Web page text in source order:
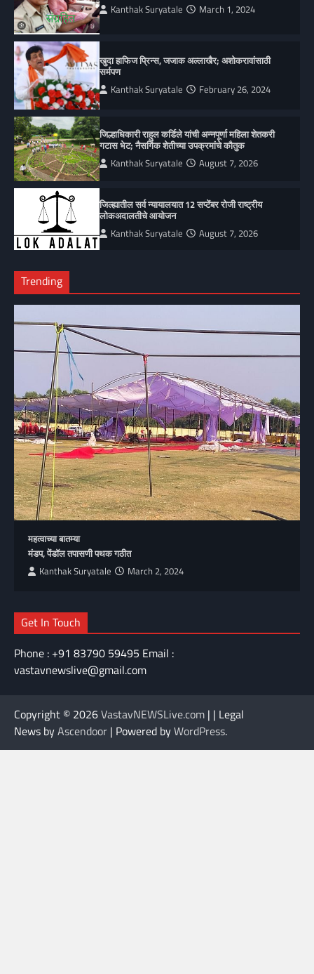
Kanthak Suryatale March 1, 2024
खुदा हाफिज प्रिन्स, जजाक अल्लाखैर; अशोकरावांसाठी
सर्मपण
Kanthak Suryatale February 26, 2024
जिल्हाधिकारी राहुल कर्डिले यांची अन्नपूर्णा महिला शेतकरी
गटास भेट; नैसर्गिक शेतीच्या उपक्रमांचे कौतुक
Kanthak Suryatale August 7, 2026
जिल्ह्यातील सर्व न्यायालयात 12 सप्टेंबर रोजी राष्ट्रीय
लोकअदालतीचे आयोजन
Kanthak Suryatale August 7, 2026
Trending
महत्वाच्या बातम्या
मंडप, पेंडॉल तपासणी पथक गठीत
Kanthak Suryatale March 2, 2024
Get In Touch
Phone : +91 83790 59495 Email :
vastavnewslive@gmail.com
Copyright © 2026VastavNEWSLive.com | | Legal
News byAscendoor | Powered byWordPress.